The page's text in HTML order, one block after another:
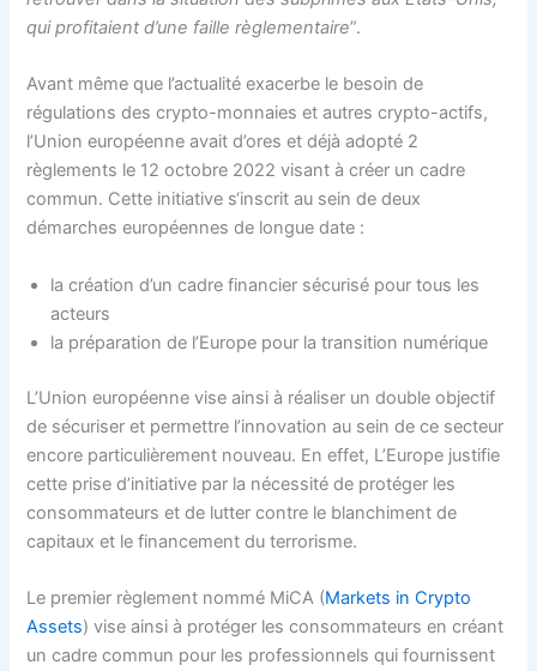
qui profitaient d’une faille règlementaire”.
Avant même que l’actualité exacerbe le besoin de
régulations des crypto-monnaies et autres crypto-actifs,
l’Union européenne avait d’ores et déjà adopté 2
règlements le 12 octobre 2022 visant à créer un cadre
commun. Cette initiative s‘inscrit au sein de deux
démarches européennes de longue date :
la création d’un cadre financier sécurisé pour tous les
acteurs
la préparation de l’Europe pour la transition numérique
L’Union européenne vise ainsi à réaliser un double objectif
de sécuriser et permettre l’innovation au sein de ce secteur
encore particulièrement nouveau. En effet, L’Europe justifie
cette prise d’initiative par la nécessité de protéger les
consommateurs et de lutter contre le blanchiment de
capitaux et le financement du terrorisme.
Le premier règlement nommé MiCA (Markets in Crypto
Assets) vise ainsi à protéger les consommateurs en créant
un cadre commun pour les professionnels qui fournissent